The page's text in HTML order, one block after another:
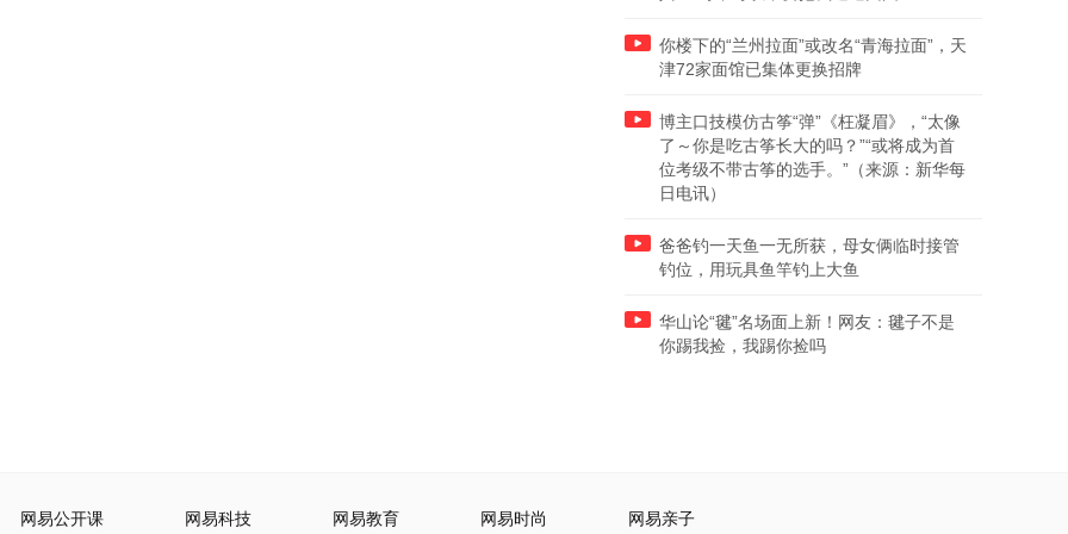
你楼下的“兰州拉面”或改名“青海拉面”，天
津72家面馆已集体更换招牌
博主口技模仿古筝“弹”《枉凝眉》，“太像
了～你是吃古筝长大的吗？”“或将成为首
位考级不带古筝的选手。”（来源：新华每
日电讯）
爸爸钓一天鱼一无所获，母女俩临时接管
钓位，用玩具鱼竿钓上大鱼
华山论“毽”名场面上新！网友：毽子不是
你踢我捡，我踢你捡吗
网易公开课 网易科技 网易教育 网易时尚 网易亲子